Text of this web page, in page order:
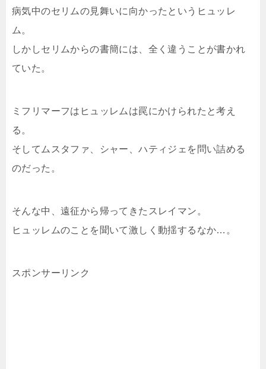
病気中のセリムの見舞いに向かったというヒュッレ
ム。
しかしセリムからの書簡には、全く違うことが書かれ
ていた。
ミフリマーフはヒュッレムは罠にかけられたと考え
る。
そしてムスタファ、シャー、ハティジェを問い詰める
のだった。
そんな中、遠征から帰ってきたスレイマン。
ヒュッレムのことを聞いて激しく動揺するなか…。
スポンサーリンク